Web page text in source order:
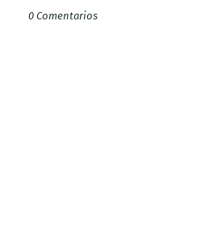
0 Comentarios